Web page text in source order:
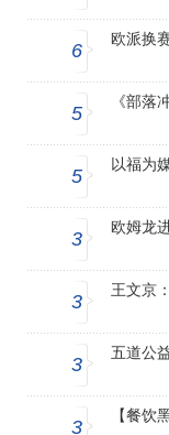
6
欧派换
5
《部落
5
以福为
3
欧姆龙
3
王文京
3
五道公
3
【餐饮